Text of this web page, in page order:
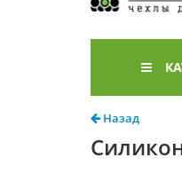
Назад